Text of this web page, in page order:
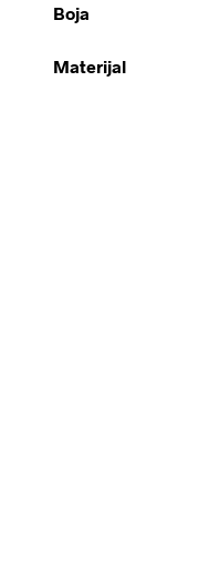
Boja
Materijal